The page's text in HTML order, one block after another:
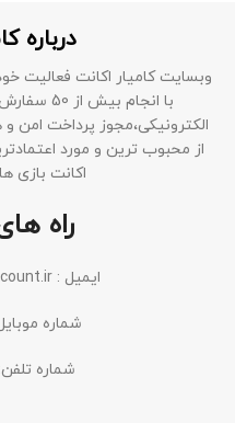
درباره
با انجام
از محبوب ترین و مورد
اکانت بازی
راه
ایمیل : info[at]kamyaraccount.ir
شماره موبایل:
شماره تلفن: 03434117126